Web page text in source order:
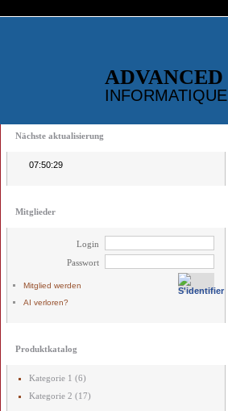
ADVANCED
INFORMATIQUE
Nächste aktualisierung
07:50:29
Mitglieder
Login
Passwort
Mitglied werden
AI verloren?
Produktkatalog
Kategorie 1 (6)
Kategorie 2 (17)